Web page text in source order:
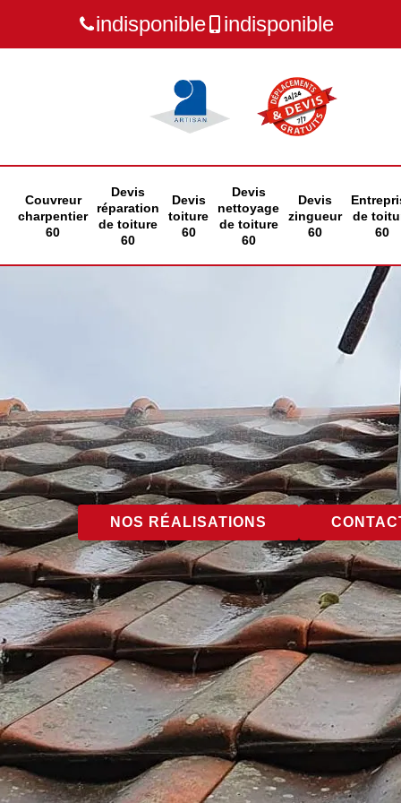
indisponible indisponible
Couvreur
charpentier
60
Devis
réparation
de toiture
60
Devis
toiture
60
Devis
nettoyage
de toiture
60
Devis
zingueur
60
de
60
NOS RÉALISATIONS